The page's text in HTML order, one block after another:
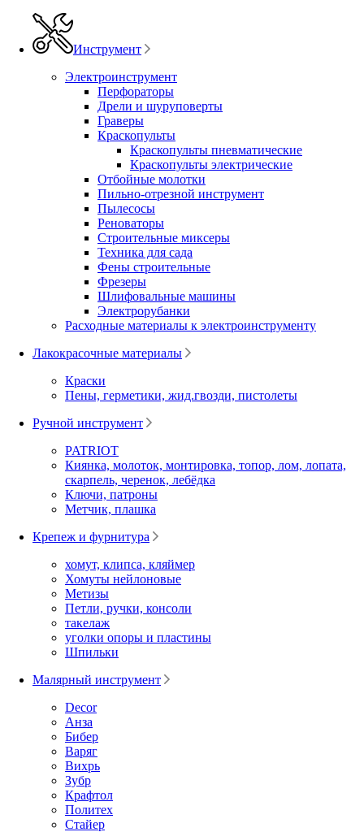
Инструмент
Электроинструмент
Перфораторы
Дрели и шуруповерты
Граверы
Краскопульты
Краскопульты пневматические
Краскопульты электрические
Отбойные молотки
Пильно-отрезной инструмент
Пылесосы
Реноваторы
Строительные миксеры
Техника для сада
Фены строительные
Фрезеры
Шлифовальные машины
Электрорубанки
Расходные материалы к электроинструменту
Лакокрасочные материалы
Краски
Пены, герметики, жид.гвозди, пистолеты
Ручной инструмент
PATRIOT
Киянка, молоток, монтировка, топор, лом, лопата,
скарпель, черенок, лебёдка
Ключи, патроны
Метчик, плашка
Крепеж и фурнитура
хомут, клипса, кляймер
Хомуты нейлоновые
Метизы
Петли, ручки, консоли
такелаж
уголки опоры и пластины
Шпильки
Малярный инструмент
Decor
Анза
Бибер
Варяг
Вихрь
Зубр
Крафтол
Политех
Стайер